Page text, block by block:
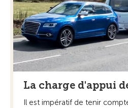
La charge d'appui
Il est impératif de tenir